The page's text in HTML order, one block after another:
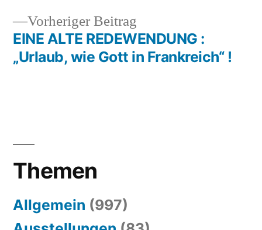
Vorheriger Beitrag
Beitrag:
EINE ALTE REDEWENDUNG :
„Urlaub, wie Gott in Frankreich“ !
Themen
Allgemein (997)